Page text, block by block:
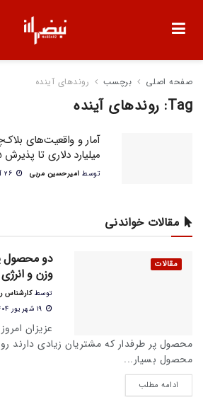
صفحه اصلی برچسب روندهای آینده
Tag: روندهای آینده
میلیارد دلاری تا پذیرش 75 درصدی در IoT
توسط امیرحسین مربی
مقالات خواندنی
مقالات
دو محصول
وزن و انرژی
توسط کارشناس
عزیزان
محصول پر طرفدار که مشتریان زیادی دارند
محصول بسیار...
ادامه مطلب